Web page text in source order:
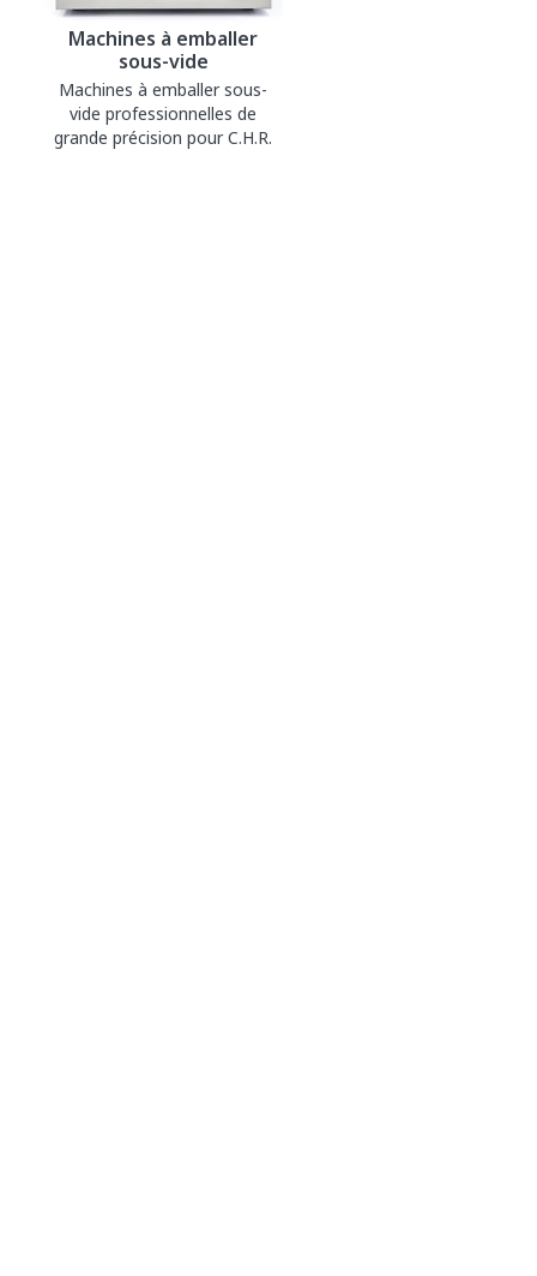
Machines à emballer
sous-vide
Machines à emballer sous-
vide professionnelles de
grande précision pour C.H.R.